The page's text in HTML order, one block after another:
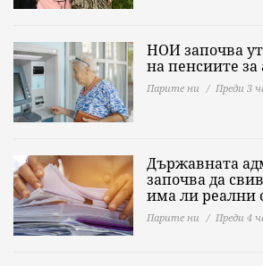
НОИ започва
на пенсиите за
Парите ни Преди 3
Държавната
започва да
има ли реални
Парите ни Преди 4